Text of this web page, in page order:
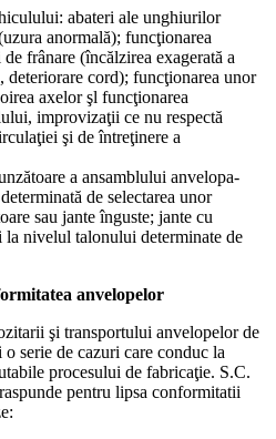
abateri ale unghiurilor
anormală); funcţionarea
frânare (încălzirea exagerată a
deteriorare cord); funcţionarea unor
axelor şl funcţionarea
improvizaţii ce nu respectă
şi de întreţinere a
a ansamblului anvelopa-
de selectarea unor
sau jante înguste; jante cu
nivelul talonului determinate de
anvelopelor
şi transportului anvelopelor de
serie de cazuri care conduc la
procesului de fabricaţie. S.C.
pentru lipsa conformitatii